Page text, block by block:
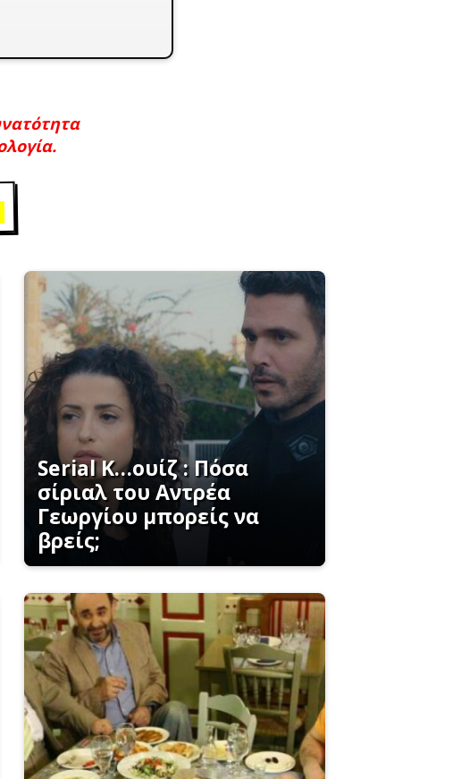
Serial K…ουίζ : Πόσα
σίριαλ του Αντρέα
Γεωργίου μπορείς να
βρείς;